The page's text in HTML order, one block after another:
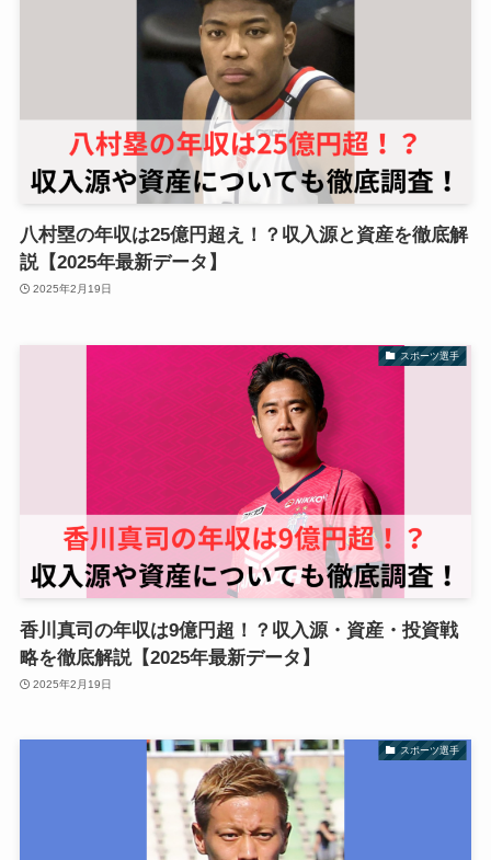
八村塁の年収は25億円超え！？収入源と資産を徹底解
説【2025年最新データ】
2025年2月19日
スポーツ選手
香川真司の年収は9億円超！？収入源・資産・投資戦
略を徹底解説【2025年最新データ】
2025年2月19日
スポーツ選手